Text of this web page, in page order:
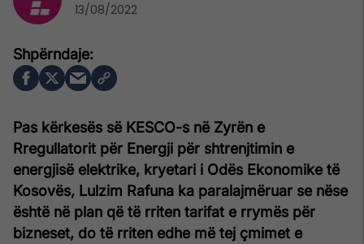
Pas kërkesës së KESCO-s në Zyrën e
Rregullatorit për Energji për shtrenjtimin e
energjisë elektrike, kryetari i Odës Ekonomike të
Kosovës, Lulzim Rafuna ka paralajmëruar se nëse
është në plan që të rriten tarifat e rrymës për
bizneset, do të rriten edhe më tej çmimet e
13/08/2022